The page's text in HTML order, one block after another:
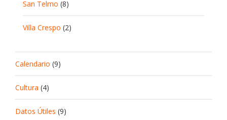
San Telmo (8)
Villa Crespo (2)
Calendario (9)
Cultura (4)
Datos Útiles (9)